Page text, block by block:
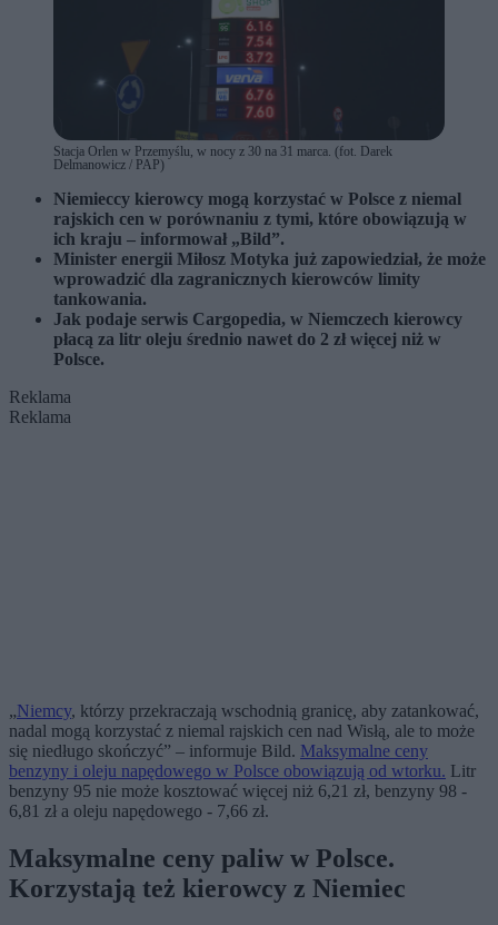
Stacja Orlen w Przemyślu, w nocy z 30 na 31 marca. (fot. Darek
Delmanowicz / PAP)
Niemieccy kierowcy mogą korzystać w Polsce z niemal
rajskich cen w porównaniu z tymi, które obowiązują w
ich kraju – informował „Bild”.
Minister energii Miłosz Motyka już zapowiedział, że może
wprowadzić dla zagranicznych kierowców limity
tankowania.
Jak podaje serwis Cargopedia, w Niemczech kierowcy
płacą za litr oleju średnio nawet do 2 zł więcej niż w
Polsce.
Reklama
Reklama
„Niemcy, którzy przekraczają wschodnią granicę, aby zatankować,
nadal mogą korzystać z niemal rajskich cen nad Wisłą, ale to może
się niedługo skończyć” – informuje Bild. Maksymalne ceny
benzyny i oleju napędowego w Polsce obowiązują od wtorku. Litr
benzyny 95 nie może kosztować więcej niż 6,21 zł, benzyny 98 -
6,81 zł a oleju napędowego - 7,66 zł.
Maksymalne ceny paliw w Polsce.
Korzystają też kierowcy z Niemiec